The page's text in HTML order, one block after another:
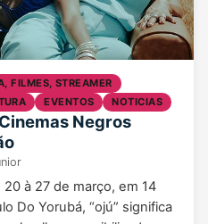
FILMES, STREAMER
EVENTOS NOTICIAS
Negros
à 27 de março, em 14
Do Yorubá, “ojú” significa